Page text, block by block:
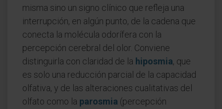
misma sino un signo clínico que refleja una
interrupción, en algún punto, de la cadena que
conecta la molécula odorífera con la
percepción cerebral del olor. Conviene
distinguirla con claridad de la hiposmia, que
es solo una reducción parcial de la capacidad
olfativa, y de las alteraciones cualitativas del
olfato como la parosmia (percepción